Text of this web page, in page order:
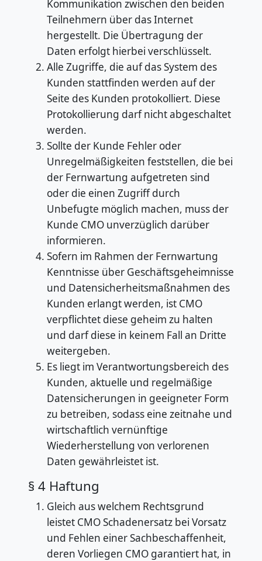
Kommunikation zwischen den beiden
Teilnehmern über das Internet
hergestellt. Die Übertragung der
Daten erfolgt hierbei verschlüsselt.
Alle Zugriffe, die auf das System des
Kunden stattfinden werden auf der
Seite des Kunden protokolliert. Diese
Protokollierung darf nicht abgeschaltet
werden.
Sollte der Kunde Fehler oder
Unregelmäßigkeiten feststellen, die bei
der Fernwartung aufgetreten sind
oder die einen Zugriff durch
Unbefugte möglich machen, muss der
Kunde CMO unverzüglich darüber
informieren.
Sofern im Rahmen der Fernwartung
Kenntnisse über Geschäftsgeheimnisse
und Datensicherheitsmaßnahmen des
Kunden erlangt werden, ist CMO
verpflichtet diese geheim zu halten
und darf diese in keinem Fall an Dritte
weitergeben.
Es liegt im Verantwortungsbereich des
Kunden, aktuelle und regelmäßige
Datensicherungen in geeigneter Form
zu betreiben, sodass eine zeitnahe und
wirtschaftlich vernünftige
Wiederherstellung von verlorenen
Daten gewährleistet ist.
§ 4 Haftung
Gleich aus welchem Rechtsgrund
leistet CMO Schadenersatz bei Vorsatz
und Fehlen einer Sachbeschaffenheit,
deren Vorliegen CMO garantiert hat, in